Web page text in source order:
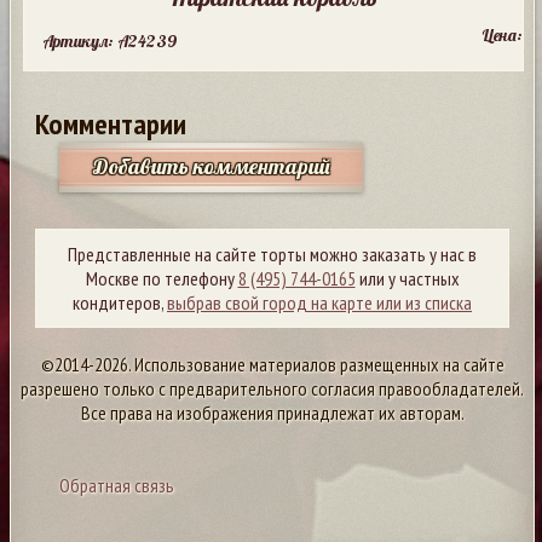
Артикул: A24239 Цена:
Комментарии
Добавить комментарий
Представленные на сайте торты можно заказать у нас в
Москве по телефону8 (495) 744-0165 или у частных
кондитеров,выбрав свой город на карте или из списка
©2014-2026. Использование материалов размещенных на сайте
разрешено только с предварительного согласия правообладателей.
Все права на изображения принадлежат их авторам.
Обратная связь